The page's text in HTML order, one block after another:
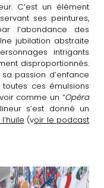
C’est un élément
ses peintures,
l’abondance des
jubilation abstraite
intrigants
disproportionnés.
passion d’enfance
ces émulsions
comme un “Opéra
s’est donné un
(voir le podcast